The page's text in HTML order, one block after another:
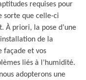
requises pour
sorte que celle-ci
À priori, la pose d’une
de la
façade et vos
liés à l’humidité.
adopterons une